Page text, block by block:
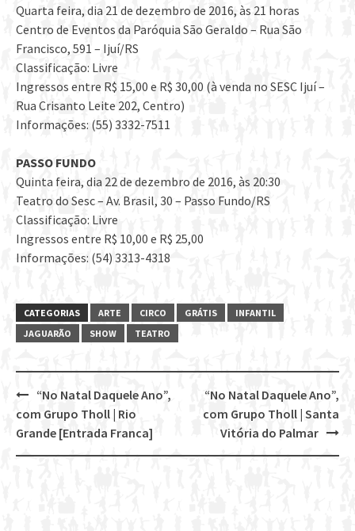
Quarta feira, dia 21 de dezembro de 2016, às 21 horas
Centro de Eventos da Paróquia São Geraldo – Rua São
Francisco, 591 – Ijuí/RS
Classificação: Livre
Ingressos entre R$ 15,00 e R$ 30,00 (à venda no SESC Ijuí –
Rua Crisanto Leite 202, Centro)
Informações: (55) 3332-7511
PASSO FUNDO
Quinta feira, dia 22 de dezembro de 2016, às 20:30
Teatro do Sesc – Av. Brasil, 30 – Passo Fundo/RS
Classificação: Livre
Ingressos entre R$ 10,00 e R$ 25,00
Informações: (54) 3313-4318
CATEGORIAS ARTE CIRCO GRÁTIS
INFANTIL
JAGUARÃO
SHOW TEATRO
Post
navigation
“No Natal Daquele Ano”,
com Grupo Tholl | Santa
Vitória do Palmar
“No Natal Daquele Ano”,
com Grupo Tholl | Rio
Grande [Entrada Franca]